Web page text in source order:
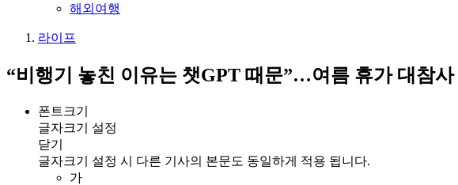
해외여행
라이프
“비행기 놓친 이유는 챗GPT 때문”…여름 휴가 대참사
폰트크기
글자크기 설정
닫기
글자크기 설정 시 다른 기사의 본문도 동일하게 적용 됩니다.
가